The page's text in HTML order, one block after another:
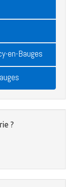
en-Bauges
?